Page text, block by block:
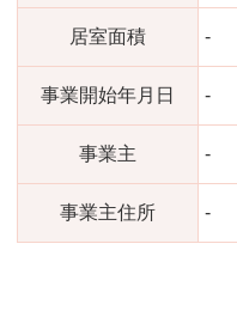
居室面積 -
事業開始年月日 -
事業主 -
事業主住所 -